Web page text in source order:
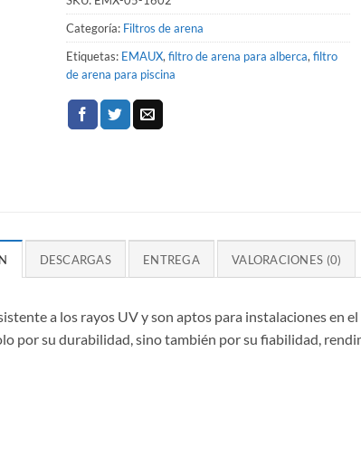
Categoría: Filtros de arena
Etiquetas: EMAUX, filtro de arena para alberca, filtro
de arena para piscina
DESCARGAS ENTREGA VALORACIONES (0)
a los rayos UV y son aptos para instalaciones en
por su durabilidad, sino también por su fiabilidad,